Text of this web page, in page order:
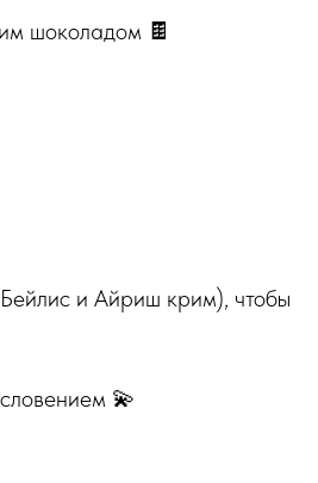
шоколадом 🍫
и Айриш крим), чтобы
💫